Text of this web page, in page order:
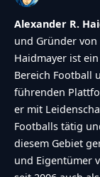
Alexander R.
und Gründer
Haidmayer ist
Bereich Football
führenden
er mit
Footballs tätig
diesem Gebiet
und Eigentümer